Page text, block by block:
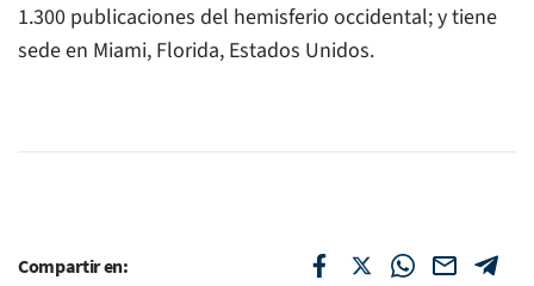
1.300 publicaciones del hemisferio occidental; y tiene
sede en Miami, Florida, Estados Unidos.
Compartir en: